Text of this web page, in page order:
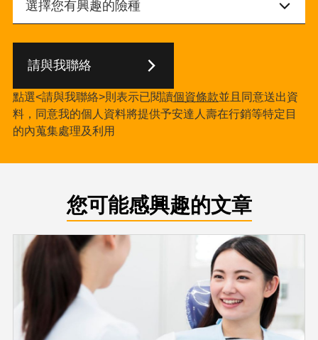
請與我聯絡
點選<請與我聯絡>則表示已閱讀個資條款並且同意送出資
料，同意我的個人資料將提供予安達人壽在行銷等特定目
的內蒐集處理及利用
您可能感興趣的文章